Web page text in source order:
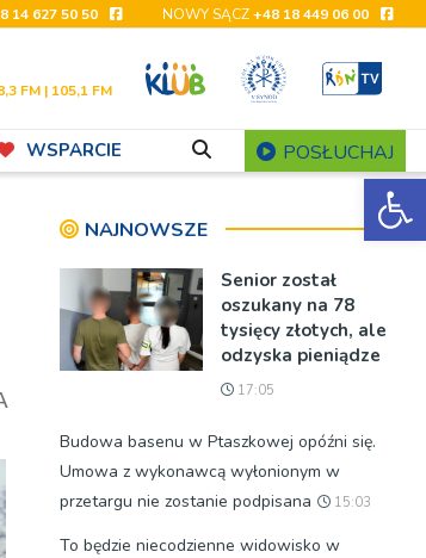
14 627 50 50 NOWY SĄCZ+48 18 449 06 00
FM | 105,1 FM
WSPARCIE POSŁUCHAJ
NAJNOWSZE
Senior został
oszukany na 78
tysięcy złotych, ale
odzyska pieniądze
17:05
Budowa basenu w Ptaszkowej opóźni się.
Umowa z wykonawcą wyłonionym w
przetargu nie zostanie podpisana
15:03
To będzie niecodzienne widowisko w